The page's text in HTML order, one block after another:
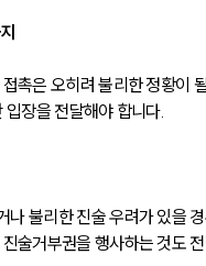
촉은 오히려 불리한 정황이
장을 전달해야 합니다.
나 불리한 진술 우려가 있을
술거부권을 행사하는 것도